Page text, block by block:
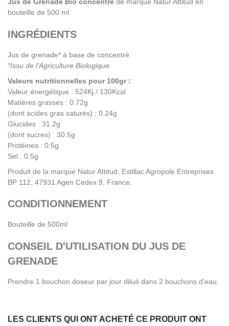
Jus de Grenade Bio concentré de marque Natur Attitud en
bouteille de 500 ml.
INGRÉDIENTS
Jus de grenade* à base de concentré.
*Issu de l'Agriculture Biologique.
Valeurs nutritionnelles pour 100gr :
Valeur énergétique : 524Kj / 130Kcal
Matières grasses : 0.72g
(dont acides gras saturés) : 0.24g
Glucides : 31.2g
(dont sucres) : 30.5g
Protéines : 0.5g
Sel : 0.5g
Produit de la marque Natur Attitud, Estillac Agropole Entreprises
BP 112, 47931 Agen Cedex 9, France.
CONDITIONNEMENT
Bouteille de 500ml
CONSEIL D'UTILISATION DU JUS DE
GRENADE
Prendre 1 bouchon doseur par jour dilué dans 2 bouchons d'eau.
LES CLIENTS QUI ONT ACHETÉ CE PRODUIT ONT